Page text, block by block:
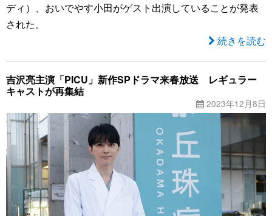
ディ）、おいでやす小田がゲスト出演していることが発表
された。
続きを読む
吉沢亮主演「PICU」新作SPドラマ来春放送 レギュラー
キャストが再集結
2023年12月8日